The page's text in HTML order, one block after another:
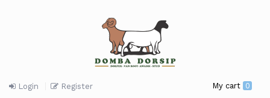
Login Register My cart 0